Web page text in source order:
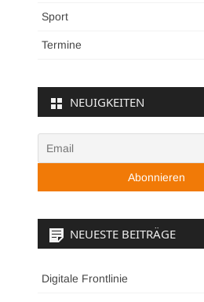
Sport
Termine
NEUIGKEITEN
NEUESTE BEITRÄGE
Digitale Frontlinie